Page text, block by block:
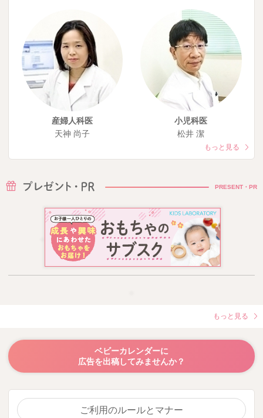
産婦人科医
天神 尚子
小児科医
松井 潔
もっと見る
PRESENT・PR
もっと見る
ベビーカレンダーに
広告を出稿してみませんか？
ご利用のルールとマナー